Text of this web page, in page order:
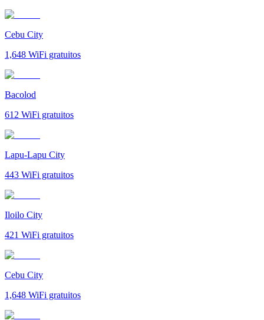
Cebu City
1,648 WiFi gratuitos
Bacolod
612 WiFi gratuitos
Lapu-Lapu City
443 WiFi gratuitos
Iloilo City
421 WiFi gratuitos
Cebu City
1,648 WiFi gratuitos